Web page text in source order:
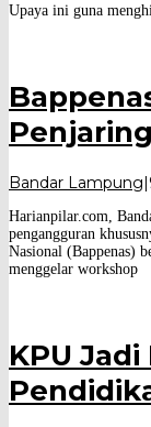
Upaya ini guna
Bandar Lampung|
Harianpilar.com,
pengangguran
Nasional (Bappenas)
menggelar workshop
KPU